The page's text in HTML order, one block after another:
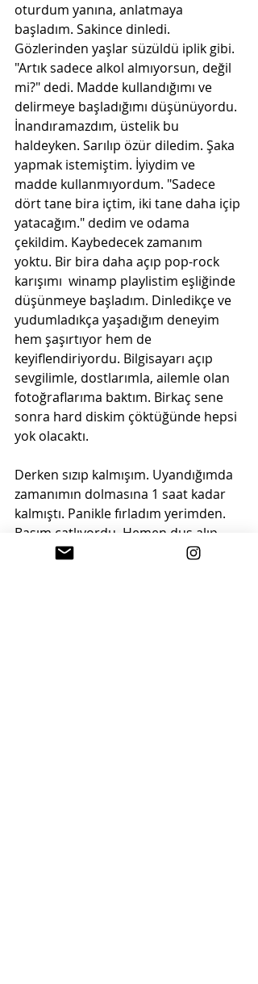
oturdum yanına, anlatmaya
başladım. Sakince dinledi.
Gözlerinden yaşlar süzüldü iplik gibi.
"Artık sadece alkol almıyorsun, değil
mi?" dedi. Madde kullandığımı ve
delirmeye başladığımı düşünüyordu.
İnandıramazdım, üstelik bu
haldeyken. Sarılıp özür diledim. Şaka
yapmak istemiştim. İyiydim ve
madde kullanmıyordum. "Sadece
dört tane bira içtim, iki tane daha içip
yatacağım." dedim ve odama
çekildim. Kaybedecek zamanım
yoktu. Bir bira daha açıp pop-rock
karışımı  winamp playlistim eşliğinde
düşünmeye başladım. Dinledikçe ve
yudumladıkça yaşadığım deneyim
hem şaşırtıyor hem de
keyiflendiriyordu. Bilgisayarı açıp
sevgilimle, dostlarımla, ailemle olan
fotoğraflarıma baktım. Birkaç sene
sonra hard diskim çöktüğünde hepsi
yok olacaktı.
Derken sızıp kalmışım. Uyandığımda
zamanımın dolmasına 1 saat kadar
kalmıştı. Panikle fırladım yerimden.
Başım çatlıyordu. Hemen duş alıp
ağrı kesici içtim biraz kendime gelir,